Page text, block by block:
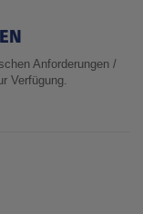
Anforderungen /
Verfügung.